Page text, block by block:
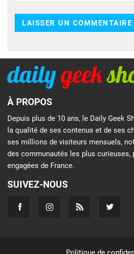
À PROPOS
Depuis plus de 10 ans, le Daily Geek
la qualité de ses contenus et de ses
ses millions de visiteurs mensuels,
des communautés les plus curieuses,
engagées de France.
SUIVEZ-NOUS